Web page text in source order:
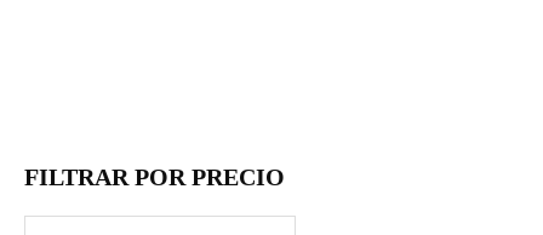
FILTRAR POR PRECIO
P
r
r